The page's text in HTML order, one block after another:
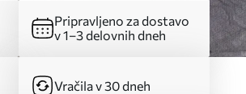
Pripravljeno za dostavo
v 1–3 delovnih dneh
Vračila v 30 dneh